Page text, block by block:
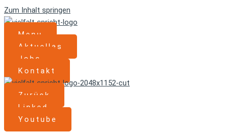
Zum Inhalt springen
Menu
Aktuelles
Jobs
Kontakt
Zurück
Linked
Youtube